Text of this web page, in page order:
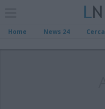
Home News 24 Cerca